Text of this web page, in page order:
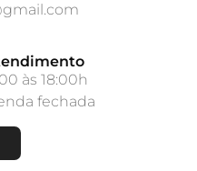
às 18:00h
fechada